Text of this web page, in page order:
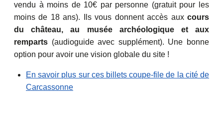
vendu à moins de 10€ par personne (gratuit pour les
moins de 18 ans). Ils vous donnent accès aux cours
du château, au musée archéologique et aux
remparts (audioguide avec supplément). Une bonne
option pour avoir une vision globale du site !
En savoir plus sur ces billets coupe-file de la cité de
Carcassonne